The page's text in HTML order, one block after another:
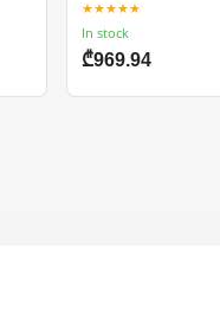
★★★★★
In stock
₾969.94